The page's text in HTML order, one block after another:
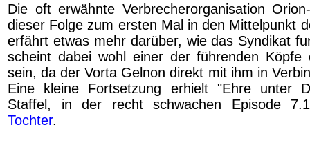
Die oft erwähnte Verbrecherorganisation
dieser Folge zum ersten Mal in den Mittelpunkt
erfährt etwas mehr darüber, wie das Syndikat
scheint dabei wohl einer der führenden Köpfe
sein, da der Vorta Gelnon direkt mit ihm in
Eine kleine Fortsetzung erhielt "Ehre unter
Staffel, in der recht schwachen Episode
Tochter.